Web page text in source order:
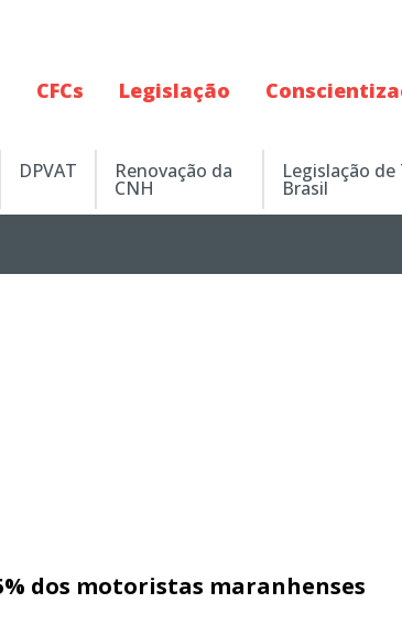
CFCs Legislação
DPVAT Renovação da
CNH
Legislação
Brasil
dos motoristas maranhenses